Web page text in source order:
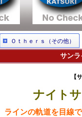
Ｏｔｈｅｒｓ（その他）
サン
【
ナイト
ラインの軌道を目線